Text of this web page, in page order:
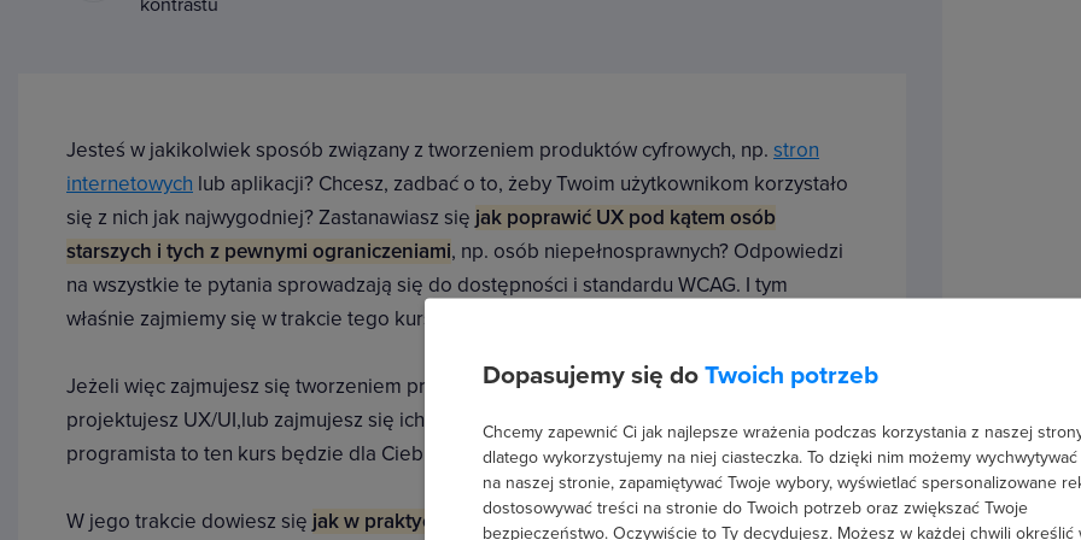
Jesteś w jakikolwiek sposób związany z tworzeniem produktów cyfrowych, np. stron
internetowych lub aplikacji? Chcesz, zadbać o to, żeby Twoim użytkownikom korzystało
się z nich jak najwygodniej? Zastanawiasz się jak poprawić UX pod kątem osób
starszych i tych z pewnymi ograniczeniami, np. osób niepełnosprawnych? Odpowiedzi
na wszystkie te pytania sprowadzają się do dostępności i standardu WCAG. I tym
właśnie zajmiemy się w trakcie tego kursu.
Jeżeli więc zajmujesz się tworzeniem produktów cyfrowych, jesteś designerem,
projektujesz UX/UI,lub zajmujesz się ich wdrożeniem jako product manager czy nawet
programista to ten kurs będzie dla Ciebie nieocenioną pomocą.
W jego trakcie dowiesz się jak w praktyce wdrożyć zasady WCAG w najnowszej wersji
Dopasujemy się do Twoich potrzeb
Chcemy zapewnić Ci jak najlepsze wrażenia podczas korzystania z naszej
dlatego wykorzystujemy na niej ciasteczka. To dzięki nim możemy wychwytywać
na naszej stronie, zapamiętywać Twoje wybory, wyświetlać spersonalizowane
dostosowywać treści na stronie do Twoich potrzeb oraz zwiększać Twoje
bezpieczeństwo. Oczywiście to Ty decydujesz. Możesz w każdej chwili określić